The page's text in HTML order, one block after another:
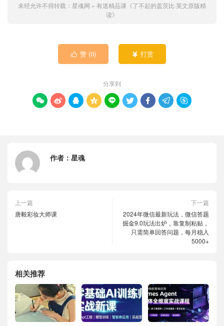
未经允许不得转载： 星魂网 » 有道精品课《了不起的盖茨比·英文原版精
读》
 赞 (0)  打赏
分享到
        
作者： 星魂
上一篇
唐毅彩妆大师课
下一篇
2024年微信最新玩法，微信答题
掘金9.0玩法出炉，靠复制粘贴，
只需简单回答问题，每月稳入
5000+
相关推荐